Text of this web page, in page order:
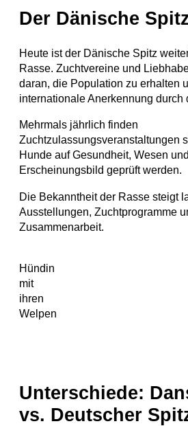
Der Dänische
Heute ist der Dänische Spitz
Rasse. Zuchtvereine und
daran, die Population zu erhalten
internationale Anerkennung durch
Mehrmals jährlich finden
Zuchtzulassungsveranstaltungen
Hunde auf Gesundheit, Wesen
Erscheinungsbild geprüft werden.
Die Bekanntheit der Rasse steigt
Ausstellungen, Zuchtprogramme
Zusammenarbeit.
Hündin
mit
ihren
Welpen
Unterschiede:
vs. Deutscher